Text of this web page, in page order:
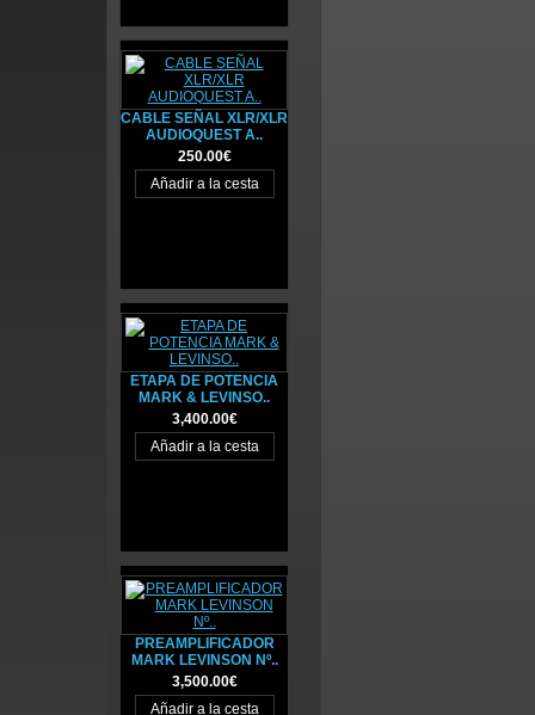
CABLE SEÑAL XLR/XLR
AUDIOQUEST A..
250.00€
ETAPA DE POTENCIA
MARK & LEVINSO..
3,400.00€
PREAMPLIFICADOR
MARK LEVINSON Nº..
3,500.00€